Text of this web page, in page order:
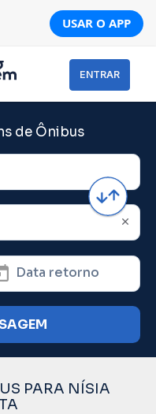
USAR O APP
ENTRAR
de Ônibus
Data retorno
PARA NÍSIA